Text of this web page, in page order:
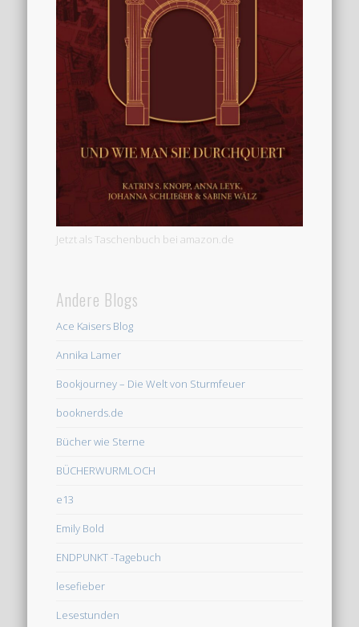
Jetzt als Taschenbuch bei amazon.de
Andere Blogs
Ace Kaisers Blog
Annika Lamer
Bookjourney – Die Welt von Sturmfeuer
booknerds.de
Bücher wie Sterne
BÜCHERWURMLOCH
e13
Emily Bold
ENDPUNKT -Tagebuch
lesefieber
Lesestunden